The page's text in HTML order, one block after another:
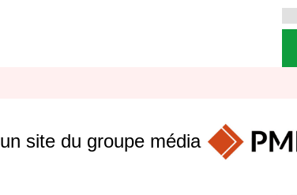
un site du groupe média